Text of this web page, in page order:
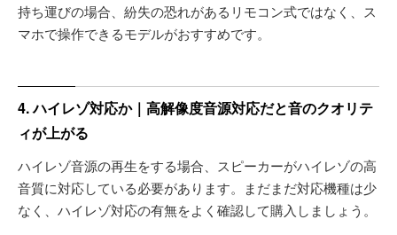
持ち運びの場合、紛失の恐れがあるリモコン式ではなく、ス
マホで操作できるモデルがおすすめです。
4. ハイレゾ対応か｜高解像度音源対応だと音のクオリテ
ィが上がる
ハイレゾ音源の再生をする場合、スピーカーがハイレゾの高
音質に対応している必要があります。まだまだ対応機種は少
なく、ハイレゾ対応の有無をよく確認して購入しましょう。